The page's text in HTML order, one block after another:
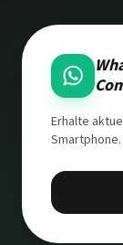
Erhalte
Smartphone.